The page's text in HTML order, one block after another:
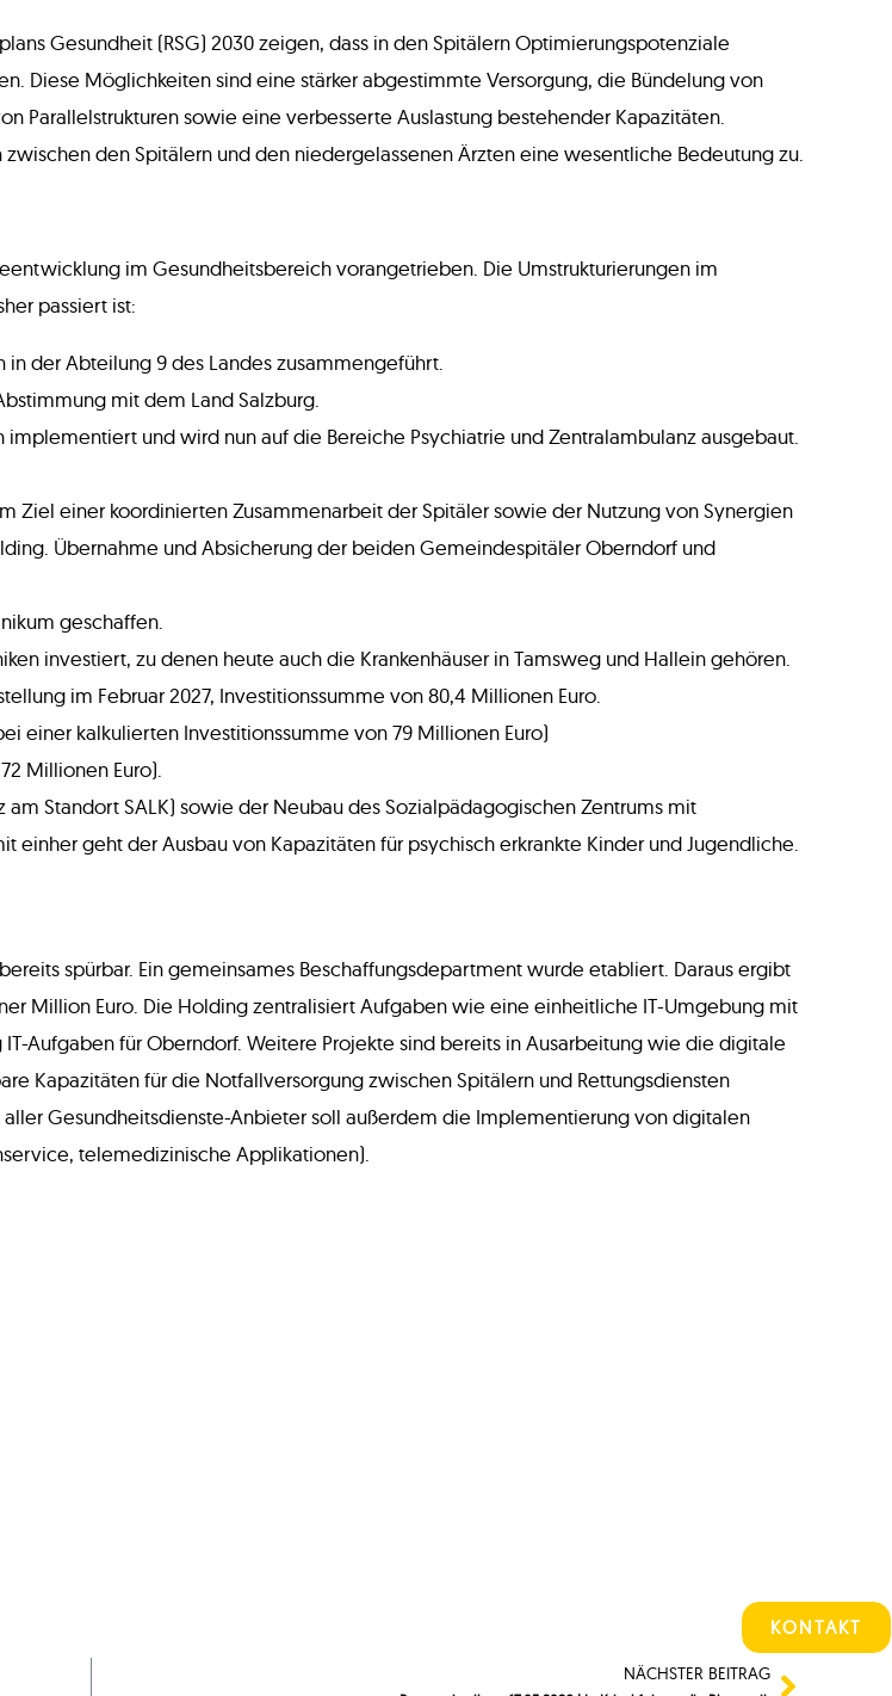
Gesundheit (RSG) 2030 zeigen, dass in den Spitälern Optimierungspotenziale
Diese Möglichkeiten sind eine stärker abgestimmte Versorgung, die Bündelung von
Parallelstrukturen sowie eine verbesserte Auslastung bestehender Kapazitäten.
den Spitälern und den niedergelassenen Ärzten eine wesentliche Bedeutung zu.
im Gesundheitsbereich vorangetrieben. Die Umstrukturierungen im
passiert ist:
der Abteilung 9 des Landes zusammengeführt.
mit dem Land Salzburg.
und wird nun auf die Bereiche Psychiatrie und Zentralambulanz ausgebaut.
Ziel einer koordinierten Zusammenarbeit der Spitäler sowie der Nutzung von Synergien
Übernahme und Absicherung der beiden Gemeindespitäler Oberndorf und
geschaffen.
investiert, zu denen heute auch die Krankenhäuser in Tamsweg und Hallein gehören.
im Februar 2027, Investitionssumme von 80,4 Millionen Euro.
einer kalkulierten Investitionssumme von 79 Millionen Euro)
Millionen Euro).
Standort SALK) sowie der Neubau des Sozialpädagogischen Zentrums mit
geht der Ausbau von Kapazitäten für psychisch erkrankte Kinder und Jugendliche.
spürbar. Ein gemeinsames Beschaffungsdepartment wurde etabliert. Daraus ergibt
Million Euro. Die Holding zentralisiert Aufgaben wie eine einheitliche IT-Umgebung mit
Aufgaben für Oberndorf. Weitere Projekte sind bereits in Ausarbeitung wie die digitale
Kapazitäten für die Notfallversorgung zwischen Spitälern und Rettungsdiensten
Gesundheitsdienste-Anbieter soll außerdem die Implementierung von digitalen
telemedizinische Applikationen).
NÄCHSTER BEITRAG
KONTAKT